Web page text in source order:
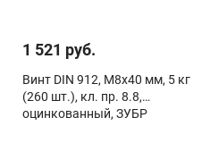
1 521 руб.
Винт DIN 912, М8x40 мм, 5 кг
(260 шт.), кл. пр. 8.8,
оцинкованный, ЗУБР